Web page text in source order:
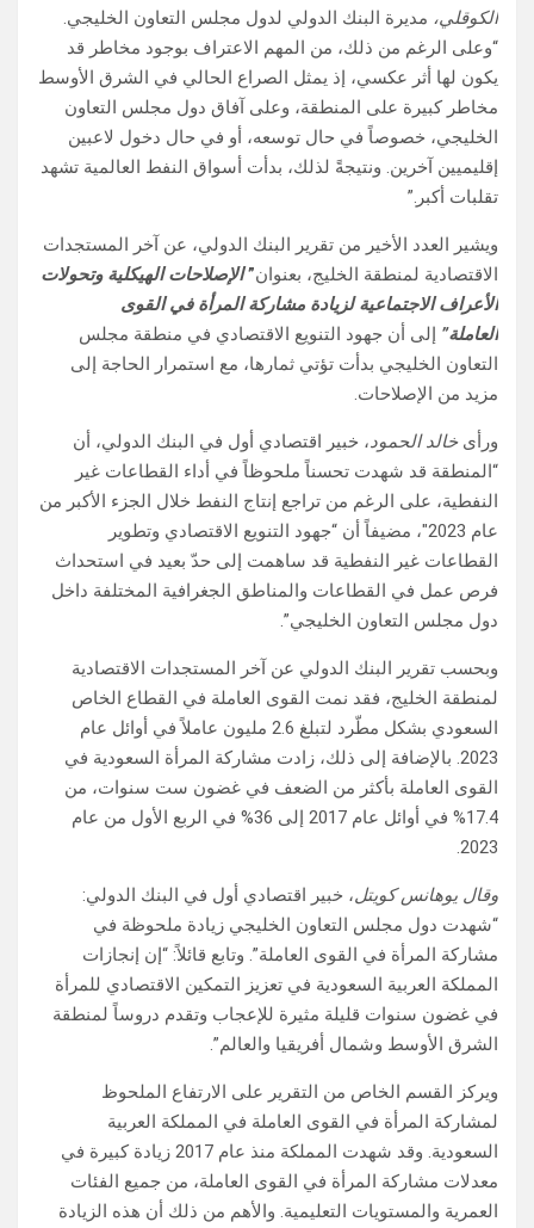
الكوقلي، مديرة البنك الدولي لدول مجلس التعاون الخليجي.
“وعلى الرغم من ذلك، من المهم الاعتراف بوجود مخاطر قد
يكون لها أثر عكسي، إذ يمثل الصراع الحالي في الشرق الأوسط
مخاطر كبيرة على المنطقة، وعلى آفاق دول مجلس التعاون
الخليجي، خصوصاً في حال توسعه، أو في حال دخول لاعبين
إقليميين آخرين. ونتيجةً لذلك، بدأت أسواق النفط العالمية تشهد
تقلبات أكبر.”
ويشير العدد الأخير من تقرير البنك الدولي، عن آخر المستجدات
الاقتصادية لمنطقة الخليج، بعنوان”الإصلاحات الهيكلية وتحولات
الأعراف الاجتماعية لزيادة مشاركة المرأة في القوى
العاملة” إلى أن جهود التنويع الاقتصادي في منطقة مجلس
التعاون الخليجي بدأت تؤتي ثمارها، مع استمرار الحاجة إلى
مزيد من الإصلاحات.
ورأىخالد الحمود، خبير اقتصادي أول في البنك الدولي، أن
“المنطقة قد شهدت تحسناً ملحوظاً في أداء القطاعات غير
النفطية، على الرغم من تراجع إنتاج النفط خلال الجزء الأكبر من
عام 2023″، مضيفاً أن “جهود التنويع الاقتصادي وتطوير
القطاعات غير النفطية قد ساهمت إلى حدّ بعيد في استحداث
فرص عمل في القطاعات والمناطق الجغرافية المختلفة داخل
دول مجلس التعاون الخليجي”.
وبحسب تقرير البنك الدولي عن آخر المستجدات الاقتصادية
لمنطقة الخليج، فقد نمت القوى العاملة في القطاع الخاص
السعودي بشكل مطّرد لتبلغ 2.6 مليون عاملاً في أوائل عام
2023. بالإضافة إلى ذلك، زادت مشاركة المرأة السعودية في
القوى العاملة بأكثر من الضعف في غضون ست سنوات، من
17.4% في أوائل عام 2017 إلى 36% في الربع الأول من عام
2023.
وقال يوهانس كويتل، خبير اقتصادي أول في البنك الدولي:
“شهدت دول مجلس التعاون الخليجي زيادة ملحوظة في
مشاركة المرأة في القوى العاملة”. وتابع قائلاً: “إن إنجازات
المملكة العربية السعودية في تعزيز التمكين الاقتصادي للمرأة
في غضون سنوات قليلة مثيرة للإعجاب وتقدم دروساً لمنطقة
الشرق الأوسط وشمال أفريقيا والعالم”.
ويركز القسم الخاص من التقرير على الارتفاع الملحوظ
لمشاركة المرأة في القوى العاملة في المملكة العربية
السعودية. وقد شهدت المملكة منذ عام 2017 زيادة كبيرة في
معدلات مشاركة المرأة في القوى العاملة، من جميع الفئات
العمرية والمستويات التعليمية. والأهم من ذلك أن هذه الزيادة